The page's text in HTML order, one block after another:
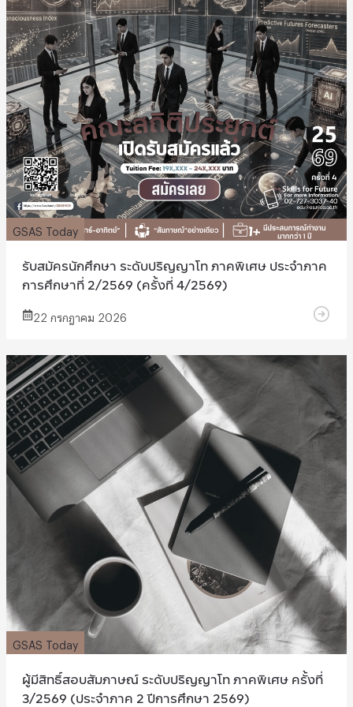
GSAS Today
รับสมัครนักศึกษา ระดับปริญญาโท ภาคพิเศษ ประจำภาค
การศึกษาที่ 2/2569 (ครั้งที่ 4/2569)
22 กรกฎาคม 2026
GSAS Today
ผู้มีสิทธิ์สอบสัมภาษณ์ ระดับปริญญาโท ภาคพิเศษ ครั้งที่
3/2569 (ประจำภาค 2 ปีการศึกษา 2569)